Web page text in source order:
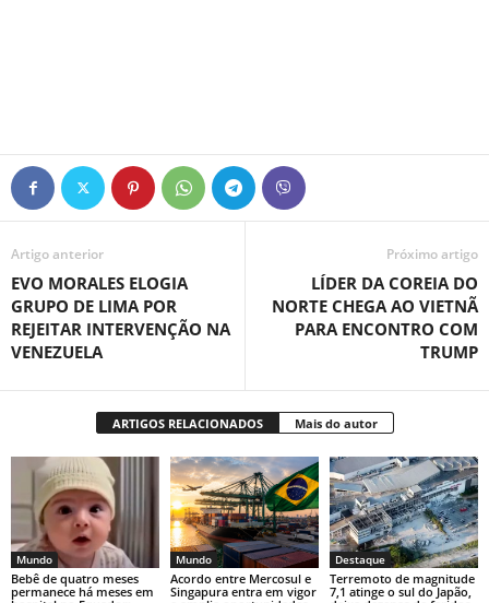
Artigo anterior
EVO MORALES ELOGIA
GRUPO DE LIMA POR
REJEITAR INTERVENÇÃO NA
VENEZUELA
Próximo artigo
LÍDER DA COREIA DO
NORTE CHEGA AO VIETNÃ
PARA ENCONTRO COM
TRUMP
ARTIGOS RELACIONADOS Mais do autor
Mundo
Bebê de quatro meses
permanece há meses em
Mundo
Acordo entre Mercosul e
Singapura entra em vigor
Destaque
Terremoto de magnitude
7,1 atinge o sul do Japão,